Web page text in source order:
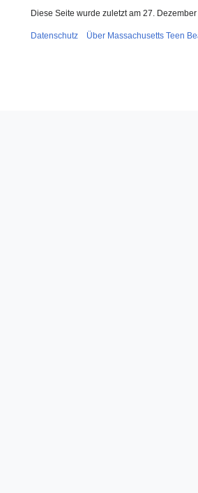
Diese Seite wurde zuletzt am 27.
Datenschutz Über Massachusetts Teen